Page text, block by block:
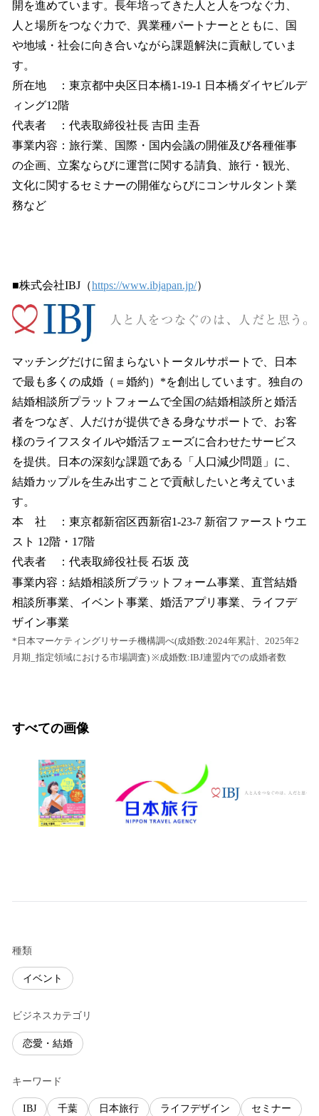
開を進めています。長年培ってきた人と人をつなぐ力、
人と場所をつなぐ力で、異業種パートナーとともに、国
や地域・社会に向き合いながら課題解決に貢献していま
す。
所在地 ：東京都中央区日本橋1-19-1 日本橋ダイヤビルデ
ィング12階
代表者 ：代表取締役社長 吉田 圭吾
事業内容：旅行業、国際・国内会議の開催及び各種催事
の企画、立案ならびに運営に関する請負、旅行・観光、
文化に関するセミナーの開催ならびにコンサルタント業
務など
■株式会社IBJ（https://www.ibjapan.jp/）
マッチングだけに留まらないトータルサポートで、日本
で最も多くの成婚（＝婚約）*を創出しています。独自の
結婚相談所プラットフォームで全国の結婚相談所と婚活
者をつなぎ、人だけが提供できる身なサポートで、お客
様のライフスタイルや婚活フェーズに合わせたサービス
を提供。日本の深刻な課題である「人口減少問題」に、
結婚カップルを生み出すことで貢献したいと考えていま
す。
本 社 ：東京都新宿区西新宿1-23-7 新宿ファーストウエ
スト 12階・17階
代表者 ：代表取締役社長 石坂 茂
事業内容：結婚相談所プラットフォーム事業、直営結婚
相談所事業、イベント事業、婚活アプリ事業、ライフデ
ザイン事業
*日本マーケティングリサーチ機構調べ(成婚数:2024年累計、2025年2
月期_指定領域における市場調査) ※成婚数:IBJ連盟内での成婚者数
すべての画像
種類
イベント
ビジネスカテゴリ
恋愛・結婚
キーワード
IBJ 千葉 日本旅行 ライフデザイン セミナー